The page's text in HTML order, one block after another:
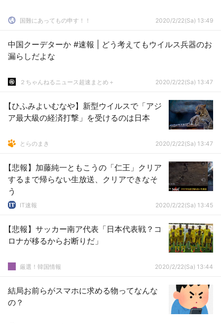
国難にあってもの申す！！ 2020/2/22(Sa) 13:49
中国クーデターか #速報 | どう考えてもウイルス兵器のお
漏らしだよな
２ちゃんねるニュース超速まとめ＋ 2020/2/22(Sa) 13:47
【ひふみよいむなや】新型ウイルスで「アジ
ア最大級の経済打撃」を受けるのは日本
とらのまき 2020/2/22(Sa) 13:47
【悲報】加藤純一ともこうの「仁王」クリア
するまで帰らない生放送、クリアできなそ
う
IT速報 2020/2/22(Sa) 13:45
【悲報】サッカー南ア代表「日本代表戦？コ
ロナが移るからお断りだ」
厳選！韓国情報 2020/2/22(Sa) 13:44
結局お前らがスマホに求める物ってなんな
の？